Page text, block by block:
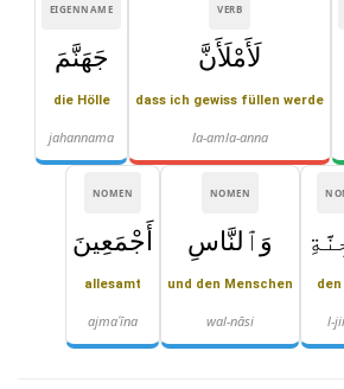
VERB
لَأَمْلَأَنَّ
dass ich gewiss füllen werde
la-amla-anna
EIGENNAME
جَهَنَّمَ
die Hölle
jahannama
den
l-
NOMEN
وَٱلنَّاسِ
und den Menschen
wal-nāsi
NOMEN
أَجْمَعِينَ
allesamt
ajmaʿīna